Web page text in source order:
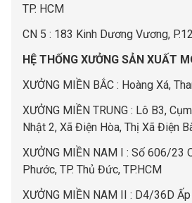
TP. HCM
CN 5 : 183 Kinh Dương Vương,
HỆ THỐNG XƯỞNG SẢN XUẤT
XƯỞNG MIỀN BẮC : Hoàng Xá,
XƯỞNG MIỀN TRUNG : Lô B3,
Nhật 2, Xã Điện Hòa, Thị Xã Điện
XƯỞNG MIỀN NAM I : Số 606/23
Phước, TP. Thủ Đức, TP.HCM
XƯỞNG MIỀN NAM II : D4/36D